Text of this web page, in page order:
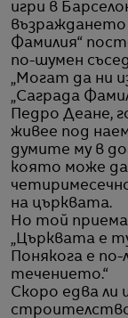
игри в
възраждането
Фамилия“
по-шумен
„Могат да ни
„Саграда
Педро Деане,
живее под
думите му в
която може
на църквата.
Но той
„Църквата е
Понякога е
течението.“
Скоро едва ли